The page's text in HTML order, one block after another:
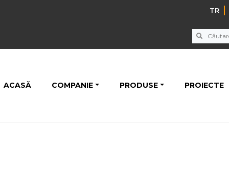
TR
ACASĂ COMPANIE PRODUSE PROIECTE